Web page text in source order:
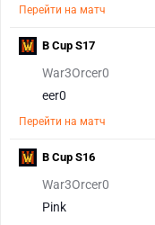
Перейти на матч
War3Orcer0
eer0
Перейти на матч
B Cup S17
War3Orcer0
Pink
B Cup S16